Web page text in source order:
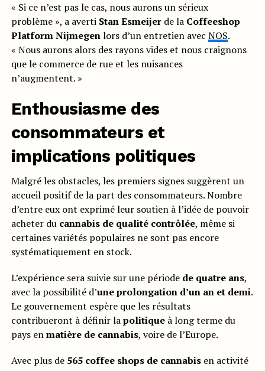
« Si ce n’est pas le cas, nous aurons un sérieux
problème », a averti Stan Esmeijerde la Coffeeshop
Platform Nijmegenlors d’un entretien avec NOS.
« Nous aurons alors des rayons vides et nous craignons
que le commerce de rue et les nuisances
n’augmentent. »
Enthousiasme des
consommateurs et
implications politiques
Malgré les obstacles, les premiers signes suggèrent un
accueil positif de la part des consommateurs. Nombre
d’entre eux ont exprimé leur soutien à l’idée de pouvoir
acheter du cannabis de qualité contrôlée, même si
certaines variétés populaires ne sont pas encore
systématiquement en stock.
L’expérience sera suivie sur une période de quatre ans,
avec la possibilité d’une prolongation d’un an et demi.
Le gouvernement espère que les résultats
contribueront à définir lapolitiqueà long terme du
pays enmatière de cannabis, voire de l’Europe.
Avec plus de 565 coffee shops de cannabisen activité